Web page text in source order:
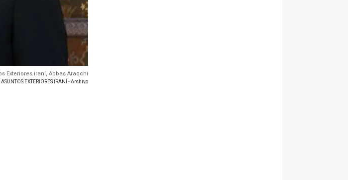
Exteriores iraní, Abbas Araqchi
EXTERIORES IRANÍ - Archivo